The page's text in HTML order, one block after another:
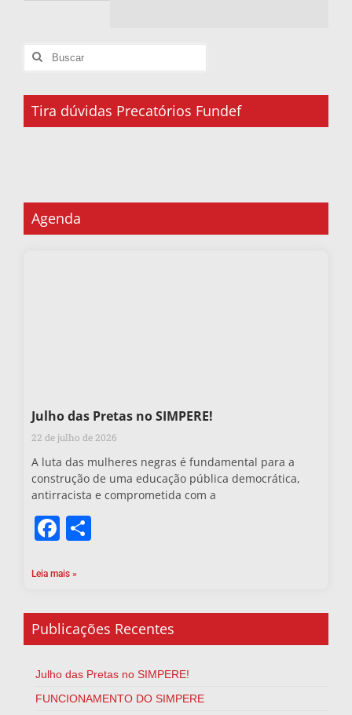
Tira dúvidas Precatórios Fundef
Agenda
Julho das Pretas no SIMPERE!
22 de julho de 2026
A luta das mulheres negras é fundamental para a
construção de uma educação pública democrática,
antirracista e comprometida com a
Facebook
Leia mais »
Publicações Recentes
Julho das Pretas no SIMPERE!
FUNCIONAMENTO DO SIMPERE